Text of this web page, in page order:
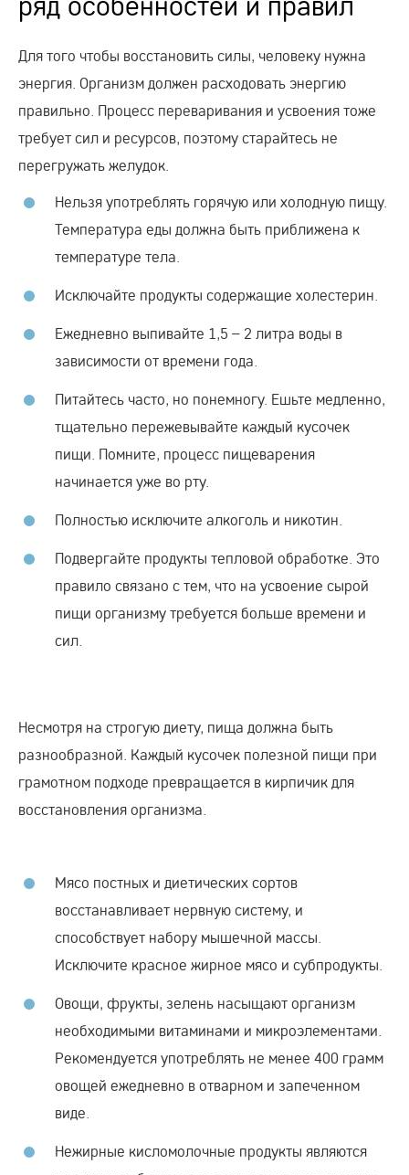
Для того чтобы восстановить силы, человеку нужна
энергия. Организм должен расходовать энергию
правильно. Процесс переваривания и усвоения тоже
требует сил и ресурсов, поэтому старайтесь не
перегружать желудок.
Нельзя употреблять горячую или холодную пищу.
Температура еды должна быть приближена к
температуре тела.
Исключайте продукты содержащие холестерин.
Ежедневно выпивайте 1,5 – 2 литра воды в
зависимости от времени года.
Питайтесь часто, но понемногу. Ешьте медленно,
тщательно пережевывайте каждый кусочек
пищи. Помните, процесс пищеварения
начинается уже во рту.
Полностью исключите алкоголь и никотин.
Подвергайте продукты тепловой обработке. Это
правило связано с тем, что на усвоение сырой
пищи организму требуется больше времени и
сил.
Несмотря на строгую диету, пища должна быть
разнообразной. Каждый кусочек полезной пищи при
грамотном подходе превращается в кирпичик для
восстановления организма.
Мясо постных и диетических сортов
восстанавливает нервную систему, и
способствует набору мышечной массы.
Исключите красное жирное мясо и субпродукты.
Овощи, фрукты, зелень насыщают организм
необходимыми витаминами и микроэлементами.
Рекомендуется употреблять не менее 400 грамм
овощей ежедневно в отварном и запеченном
виде.
Нежирные кисломолочные продукты являются